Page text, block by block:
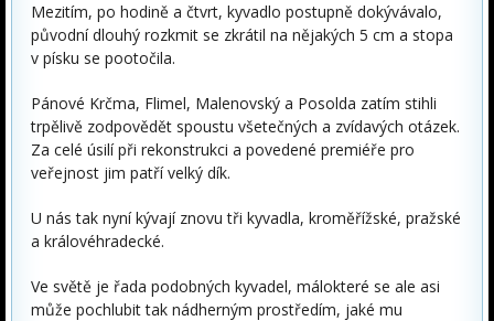
Mezitím, po hodině a čtvrt, kyvadlo postupně dokývávalo,
původní dlouhý rozkmit se zkrátil na nějakých 5 cm a stopa
v písku se pootočila.
Pánové Krčma, Flimel, Malenovský a Posolda zatím stihli
trpělivě zodpovědět spoustu všetečných a zvídavých otázek.
Za celé úsilí při rekonstrukci a povedené premiéře pro
veřejnost jim patří velký dík.
U nás tak nyní kývají znovu tři kyvadla, kroměřížské, pražské
a královéhradecké.
Ve světě je řada podobných kyvadel, málokteré se ale asi
může pochlubit tak nádherným prostředím, jaké mu